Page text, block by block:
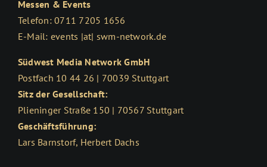
Messen & Events
Telefon: 0711 7205 1656
E-Mail: events |at| swm-network.de
Südwest Media Network GmbH
Postfach 10 44 26 | 70039 Stuttgart
Sitz der Gesellschaft:
Plieninger Straße 150 | 70567 Stuttgart
Geschäftsführung:
Lars Barnstorf, Herbert Dachs